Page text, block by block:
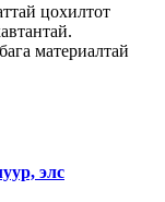
цохилтот
материалтай
элс